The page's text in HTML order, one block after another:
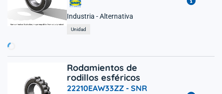
Industria - Alternativa
Unidad
Rodamientos de
rodillos esféricos
22210EAW33ZZ - SNR